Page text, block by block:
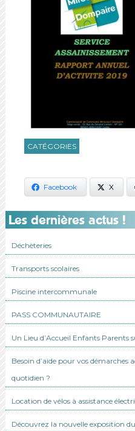
CATÉGORIES
Facebook X
Les dernières actus !
Déchèteries
Transports scolaires
Piscine intercommunale
PASS COMMUNAUTAIRE
Un Lieu d’Accueil Enfants Parents
Besoin d’aide pour vos
quotidien ?
Location de vélos à assistance
Découvrez la nouvelle exposition